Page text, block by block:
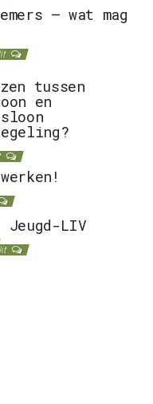
– wat mag
tussen
en
Jeugd-LIV